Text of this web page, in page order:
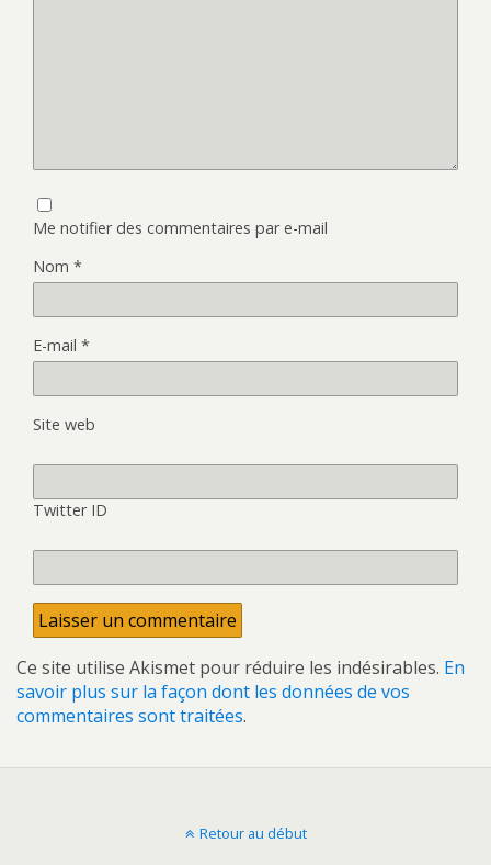
Me notifier des commentaires par e-mail
Nom *
E-mail *
Site web
Twitter ID
Ce site utilise Akismet pour réduire les indésirables. En
savoir plus sur la façon dont les données de vos
commentaires sont traitées.
Retour au début